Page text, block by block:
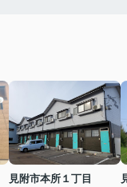
見附市本所１丁目